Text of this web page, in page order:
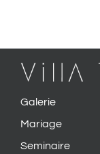
Galerie
Mariage
Seminaire